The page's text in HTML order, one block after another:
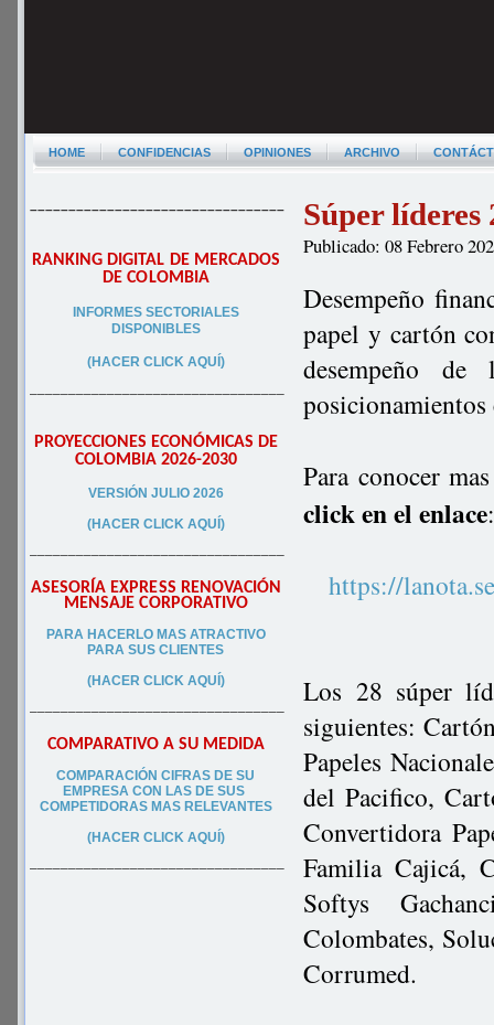
HOME CONFIDENCIAS OPINIONES ARCHIVO
–––––––––––––––––––––––––––––––––
RANKING DIGITAL DE MERCADOS
DE COLOMBIA
INFORMES SECTORIALES
DISPONIBLES
(HACER CLICK AQUÍ)
–––––––––––––––––––––––––––––––––
PROYECCIONES ECONÓMICAS DE
COLOMBIA 2026-2030
VERSIÓN JULIO 2026
(HACER CLICK AQUÍ)
–––––––––––––––––––––––––––––––––
ASESORÍA EXPRESS RENOVACIÓN
MENSAJE CORPORATIVO
PARA HACERLO MAS ATRACTIVO
PARA SUS CLIENTES
(HACER CLICK AQUÍ)
–––––––––––––––––––––––––––––––––
COMPARATIVO A SU MEDIDA
COMPARACIÓN CIFRAS DE SU
EMPRESA CON LAS DE SUS
COMPETIDORAS MAS RELEVANTES
(HACER CLICK AQUÍ)
–––––––––––––––––––––––––––––––––
Súper
Publicado: 08 Febrero
Desempeño
papel y cartón
desempeño
Para conocer
click en el enlace
https://
Los 28 súper
siguientes:
Papeles
del Pacifico,
Convertidora
Familia Cajicá,
Softys
Colombates,
Corrumed.